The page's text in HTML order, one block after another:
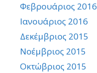
Φεβρουάριος 2016
Ιανουάριος 2016
Δεκέμβριος 2015
Νοέμβριος 2015
Οκτώβριος 2015